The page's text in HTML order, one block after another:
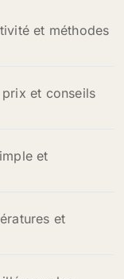
et méthodes
et conseils
et
et